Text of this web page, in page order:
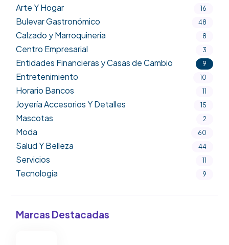
Arte Y Hogar 16
Bulevar Gastronómico 48
Calzado y Marroquinería 8
Centro Empresarial 3
Entidades Financieras y Casas de Cambio 9
Entretenimiento 10
Horario Bancos 11
Joyería Accesorios Y Detalles 15
Mascotas 2
Moda 60
Salud Y Belleza 44
Servicios 11
Tecnología 9
Marcas Destacadas